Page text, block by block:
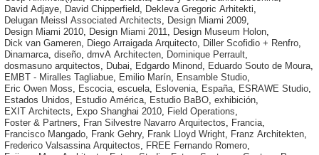
David Adjaye, David Chipperfield, Dekleva Gregoric Arhitekti,
Delugan Meissl Associated Architects, Design Miami 2009,
Design Miami 2010, Design Miami 2011, Design Museum Holon,
Dick van Gameren, Diego Arraigada Arquitecto, Diller Scofidio + Renfro,
Dinamarca, diseño, dmvA Architecten, Dominique Perrault,
dosmasuno arquitectos, Dubai, Edgardo Minond, Eduardo Souto de Moura,
EMBT - Miralles Tagliabue, Emilio Marín, Ensamble Studio,
Eric Owen Moss, Escocia, escuela, Eslovenia, España, ESRAWE Studio,
Estados Unidos, Estudio América, Estudio BaBO, exhibición,
EXIT Architects, Expo Shanghai 2010, Field Operations,
Foster & Partners, Fran Silvestre Navarro Arquitectos, Francia,
Francisco Mangado, Frank Gehry, Frank Lloyd Wright, Franz Architekten,
Frederico Valsassina Arquitectos, FREE Fernando Romero,